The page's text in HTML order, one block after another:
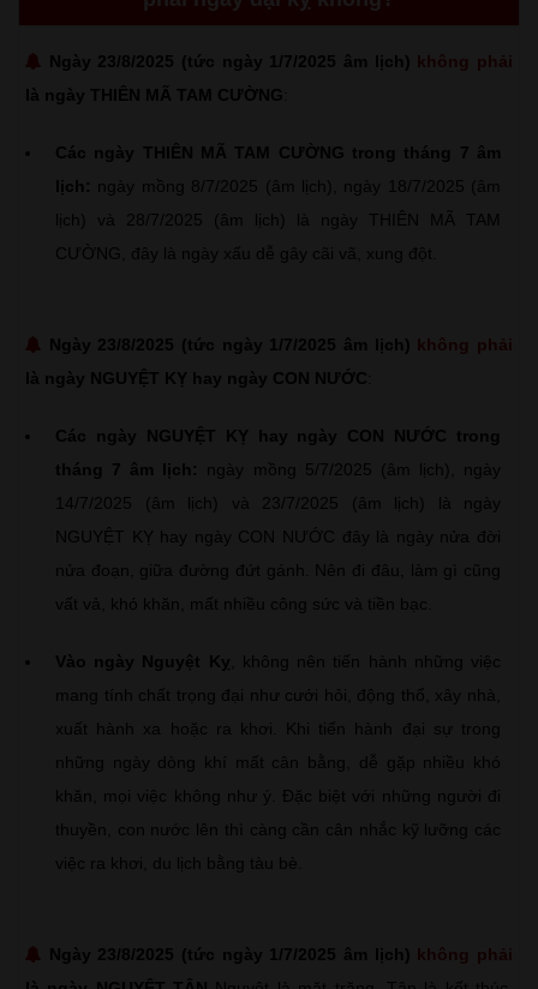
Ngày 23/8/2025 (tức ngày 1/7/2025 âm lịch) không phải
là ngày THIÊN MÃ TAM CƯỜNG
Các ngày THIÊN MÃ TAM CƯỜNG trong tháng 7 âm
lịch: ngày mồng 8/7/2025 (âm lịch), ngày 18/7/2025 (âm
lịch) và 28/7/2025 (âm lịch) là ngày THIÊN MÃ TAM
CƯỜNG, đây là ngày xấu dễ gây cãi vã, xung đột.
Ngày 23/8/2025 (tức ngày 1/7/2025 âm lịch) không phải
là ngày NGUYỆT KỴ hay ngày CON NƯỚC
Các ngày NGUYỆT KỴ hay ngày CON NƯỚC trong
tháng 7 âm lịch:
ngày mồng 5/7/2025 (âm lịch), ngày
14/7/2025 (âm lịch) và 23/7/2025 (âm lịch) là ngày
NGUYỆT KỴ hay ngày CON NƯỚC đây là ngày nửa đời
nửa đoạn, giữa đường đứt gánh. Nên đi đâu, làm gì cũng
vất vả, khó khăn, mất nhiều công sức và tiền bạc.
Vào ngày Nguyệt Kỵ , không nên tiến hành những việc
mang tính chất trọng đại như cưới hỏi, động thổ, xây nhà,
xuất hành xa hoặc ra khơi. Khi tiến hành đại sự trong
những ngày dòng khí mất cân bằng, dễ gặp nhiều khó
khăn, mọi việc không như ý. Đặc biệt với những người đi
thuyền, con nước lên thì càng cần cân nhắc kỹ lưỡng các
việc ra khơi, du lịch bằng tàu bè.
Ngày 23/8/2025 (tức ngày 1/7/2025 âm lịch) không phải